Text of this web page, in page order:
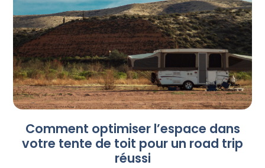
Comment optimiser l’espace dans
votre tente de toit pour un road trip
réussi